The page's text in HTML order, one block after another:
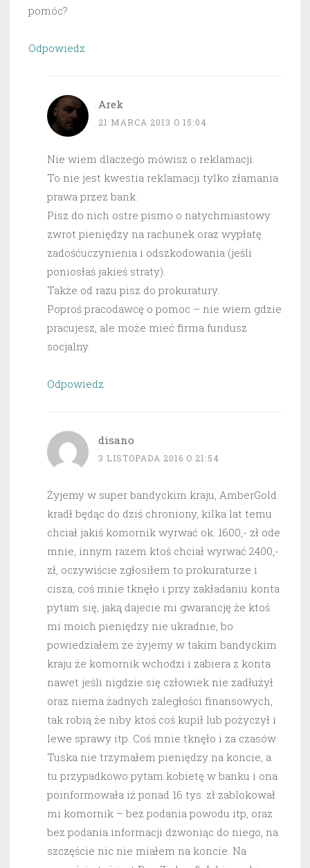
pomóc?
Odpowiedz
Arek
21 MARCA 2013 O 15:04
Nie wiem dlaczego mówisz o reklamacji.
To nie jest kwestia reklamacji tylko złamania
prawa przez bank.
Pisz do nich ostre pismo o natychmiastowy
zwrot pieniędzy na rachunek oraz wypłatę
zadośćuczynienia i odszkodowania (jeśli
poniosłaś jakieś straty).
Także od razu pisz do prokuratury.
Poproś pracodawcę o pomoc – nie wiem gdzie
pracujesz, ale może mieć firma fundusz
socjalny.
Odpowiedz
disano
3 LISTOPADA 2016 O 21:54
Żyjemy w super bandyckim kraju, AmberGold
kradł będąc do dziś chroniony, kilka lat temu
chciał jakiś komornik wyrwać ok. 1600,- zł ode
mnie, innym razem ktoś chciał wyrwać 2400,-
zł, oczywiście zgłosiłem to prokuraturze i
cisza, coś mnie tknęło i przy zakładaniu konta
pytam się, jaką dajecie mi gwarancję że ktoś
mi moich pieniędzy nie ukradnie, bo
powiedziałem że żyjemy w takim bandyckim
kraju że komornik wchodzi i zabiera z konta
nawet jeśli nigdzie się człowiek nie zadłużył
oraz niema żadnych zaległości finansowych,
tak robią że niby ktoś coś kupił lub pożyczył i
lewe sprawy itp. Coś mnie tknęło i za czasów
Tuska nie trzymałem pieniędzy na koncie, a
tu przypadkowo pytam kobietę w banku i ona
poinformowała iż ponad 16 tys. zł zablokował
mi komornik – bez podania powodu itp, oraz
bez podania informacji dzwoniąc do niego, na
szczęście nic nie miałem na koncie. Na